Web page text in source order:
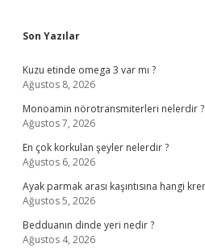
Son Yazılar
Kuzu etinde omega 3 var mı ?
Ağustos 8, 2026
Monoamin nörotransmiterleri nelerdir ?
Ağustos 7, 2026
En çok korkulan şeyler nelerdir ?
Ağustos 6, 2026
Ayak parmak arası kaşıntısına hangi
Ağustos 5, 2026
Bedduanın dinde yeri nedir ?
Ağustos 4, 2026